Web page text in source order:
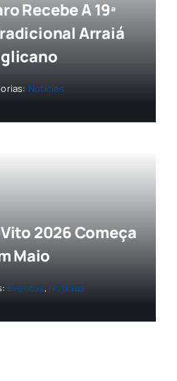
Recebe A 19ª
Arraiá
Notícias
2026 Começa
Maio
Eventos, Notícias